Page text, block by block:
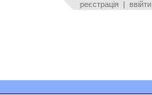
реєстрація | ввійти